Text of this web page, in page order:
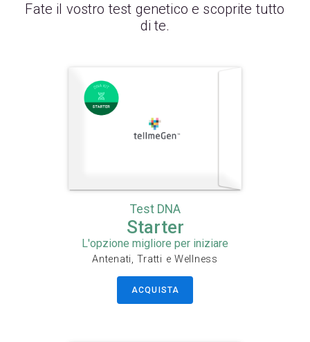
Fate il vostro test genetico e scoprite tutto
di te.
Test DNA
Starter
L'opzione migliore per iniziare
Antenati, Tratti e Wellness
ACQUISTA